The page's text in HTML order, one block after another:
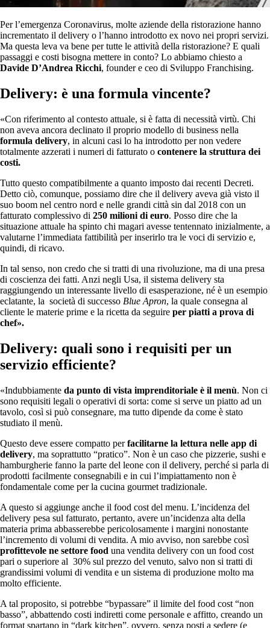
Per l’emergenza Coronavirus, molte aziende della ristorazione hanno
incrementato il delivery o l’hanno introdotto ex novo nei propri servizi.
Ma questa leva va bene per tutte le attività della ristorazione? E quali
passaggi e costi bisogna mettere in conto? Lo abbiamo chiesto a
Davide D’Andrea Ricchi, founder e ceo di Sviluppo Franchising.
Delivery: è una formula vincente?
«Con riferimento al contesto attuale, si è fatta di necessità virtù. Chi
non aveva ancora declinato il proprio modello di business nella
formula delivery, in alcuni casi lo ha introdotto per non vedere
totalmente azzerati i numeri di fatturato o contenere la struttura dei
costi.
Tutto questo compatibilmente a quanto imposto dai recenti Decreti.
Detto ciò, comunque, possiamo dire che il delivery aveva già visto il
suo boom nel centro nord e nelle grandi città sin dal 2018 con un
fatturato complessivo di 250 milioni di euro. Posso dire che la
situazione attuale ha spinto chi magari avesse tentennato inizialmente, a
valutarne l’immediata fattibilità per inserirlo tra le voci di servizio e,
quindi, di ricavo.
In tal senso, non credo che si tratti di una rivoluzione, ma di una presa
di coscienza dei fatti. Anzi negli Usa, il sistema delivery sta
raggiungendo un interessante livello di esasperazione, né è un esempio
eclatante, la società di successo Blue Apron, la quale consegna al
cliente le materie prime e la ricetta da seguire per piatti a prova di
chef».
Delivery: quali sono i requisiti per un
servizio efficiente?
«Indubbiamente da punto di vista imprenditoriale è il menù. Non ci
sono requisiti legali o operativi di sorta: come si serve un piatto ad un
tavolo, così si può consegnare, ma tutto dipende da come è stato
studiato il menù.
Questo deve essere compatto perfacilitarne la lettura nelle app di
delivery, ma soprattutto “pratico”. Non è un caso che pizzerie, sushi e
hamburgherie fanno la parte del leone con il delivery, perché si parla di
prodotti facilmente consegnabili e in cui l’impiattamento non è
fondamentale come per la cucina gourmet tradizionale.
A questo si aggiunge anche il food cost del menu. L’incidenza del
delivery pesa sul fatturato, pertanto, avere un’incidenza alta della
materia prima abbasserebbe pericolosamente i margini nonostante
l’incremento di volumi di vendita. A mio avviso, non sarebbe così
profittevole ne settore food una vendita delivery con un food cost
pari o superiore al 30% sul prezzo del venuto, salvo non si tratti di
grandissimi volumi di vendita e un sistema di produzione molto ma
molto efficiente.
A tal proposito, si potrebbe “bypassare” il limite del food cost “non
basso”, abbattendo costi indiretti come personale e affitto, creando un
format spartano in “dark kitchen”, ovvero, senza posti a sedere (e